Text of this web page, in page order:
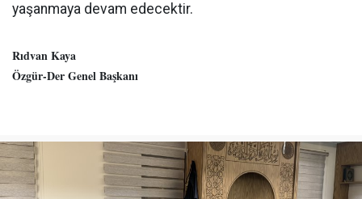
yaşanmaya devam edecektir.
Rıdvan Kaya
Özgür-Der Genel Başkanı